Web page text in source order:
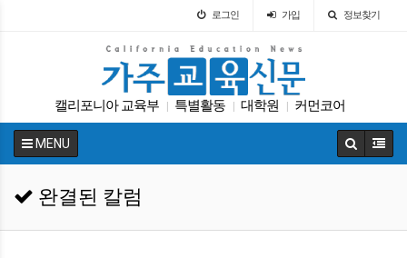
로그인 가입 정보찾기
캘리포니아 교육부 특별활동 대학원 커먼코어
| DACA 차터스쿨 학자금 대입 입학원서
MENU
완결된 칼럼